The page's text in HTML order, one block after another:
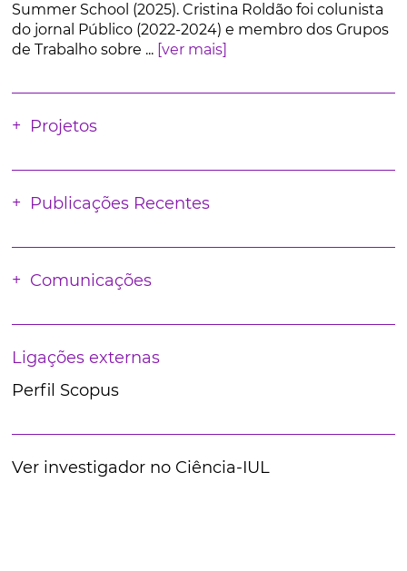
Summer School (2025). Cristina Roldão foi colunista
do jornal Público (2022-2024) e membro dos Grupos
de Trabalho sobre ... [ver mais]
Projetos
Publicações Recentes
Comunicações
Ligações externas
Perfil Scopus
Ver investigador no Ciência-IUL